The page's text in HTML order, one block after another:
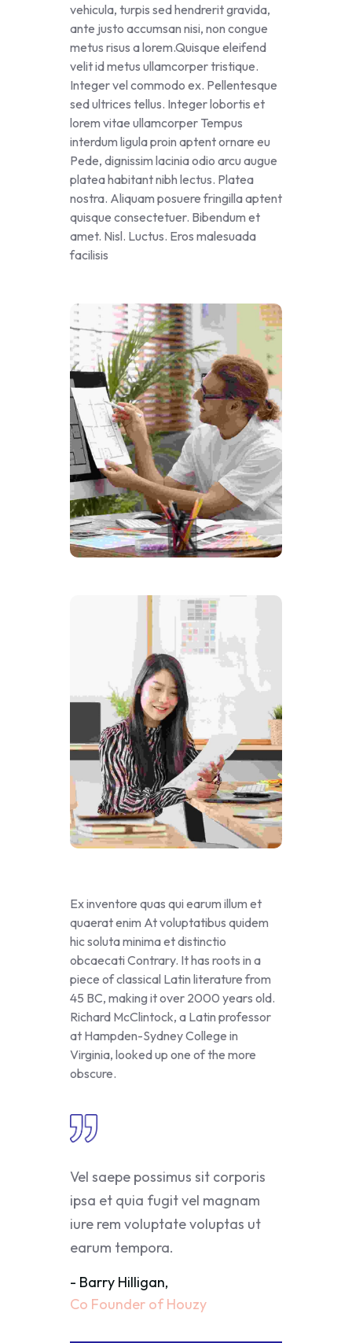
vehicula, turpis sed hendrerit gravida,
ante justo accumsan nisi, non congue
metus risus a lorem.Quisque eleifend
velit id metus ullamcorper tristique.
Integer vel commodo ex. Pellentesque
sed ultrices tellus. Integer lobortis et
lorem vitae ullamcorper Tempus
interdum ligula proin aptent ornare eu
Pede, dignissim lacinia odio arcu augue
platea habitant nibh lectus. Platea
nostra. Aliquam posuere fringilla aptent
quisque consectetuer. Bibendum et
amet. Nisl. Luctus. Eros malesuada
facilisis
Ex inventore quas qui earum illum et
quaerat enim At voluptatibus quidem
hic soluta minima et distinctio
obcaecati Contrary. It has roots in a
piece of classical Latin literature from
45 BC, making it over 2000 years old.
Richard McClintock, a Latin professor
at Hampden-Sydney College in
Virginia, looked up one of the more
obscure.
Vel saepe possimus sit corporis
ipsa et quia fugit vel magnam
iure rem voluptate voluptas ut
earum tempora.
- Barry Hilligan,
Co Founder of Houzy